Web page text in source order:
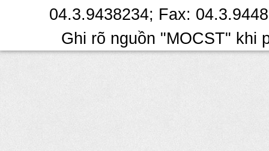
04.3.9438234; Fax:
Ghi rõ nguồn "MOCST" khi